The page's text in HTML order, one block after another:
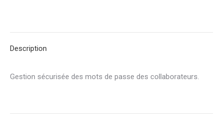
Description
Gestion sécurisée des mots de passe des collaborateurs.